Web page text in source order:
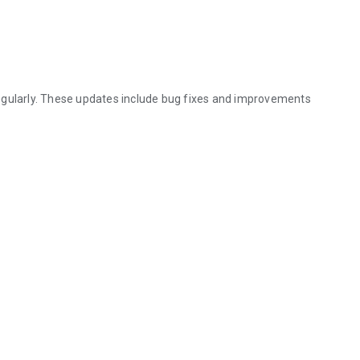
These updates include bug fixes and improvements